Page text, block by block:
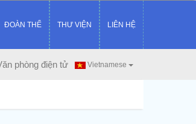
ĐOÀN THỂ THƯ VIỆN LIÊN HỆ
Vietnamese
phòng điện tử